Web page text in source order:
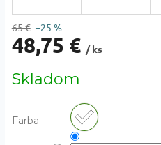
65 € –25 %
48,75 € / ks
cena:
Skladom
Farba